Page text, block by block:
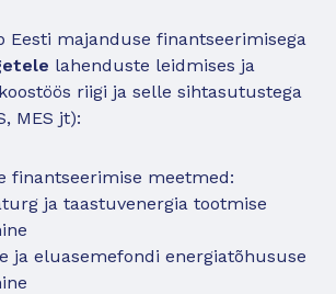
Eesti majanduse finantseerimisega
lahenduste leidmises ja
riigi ja selle sihtasutustega
MES jt):
finantseerimise meetmed:
ja taastuvenergia tootmise
ja eluasemefondi energiatõhususe